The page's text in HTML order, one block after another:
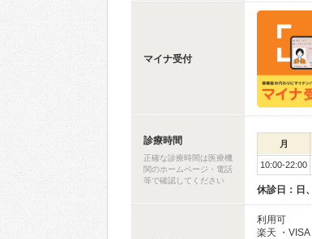
マイナ受付
診療時間
正確な診療時間は医療機
関のホームページ・電話
等で確認してください
月
10:00-22:00
休診日：日
利用可
楽天 ・